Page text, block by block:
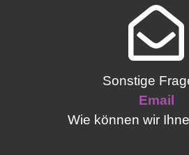
Sonstige
Email
Wie können wir